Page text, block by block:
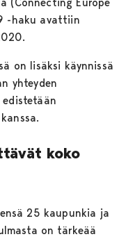
(Connecting Europe
-haku avattiin
on lisäksi käynnissä
yhteyden
koko
25 kaupunkia ja
on tärkeää